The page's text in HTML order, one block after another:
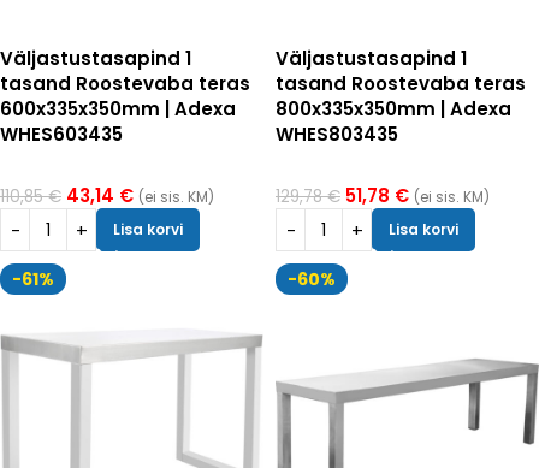
Väljastustasapind 1
tasand Roostevaba teras
600x335x350mm | Adexa
WHES603435
110,85€ 43,14 € (ei sis. KM)
Lisa korvi
Väljastustasapind 1
tasand Roostevaba teras
800x335x350mm | Adexa
WHES803435
129,78€ 51,78 € (ei sis. KM)
Lisa korvi
-61% -60%